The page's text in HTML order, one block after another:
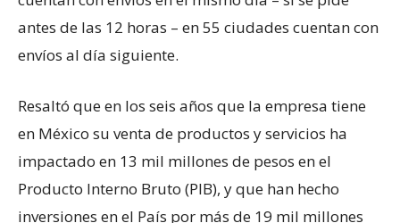
antes de las 12 horas – en 55 ciudades cuentan con
envíos al día siguiente.
Resaltó que en los seis años que la empresa tiene
en México su venta de productos y servicios ha
impactado en 13 mil millones de pesos en el
Producto Interno Bruto (PIB), y que han hecho
inversiones en el País por más de 19 mil millones